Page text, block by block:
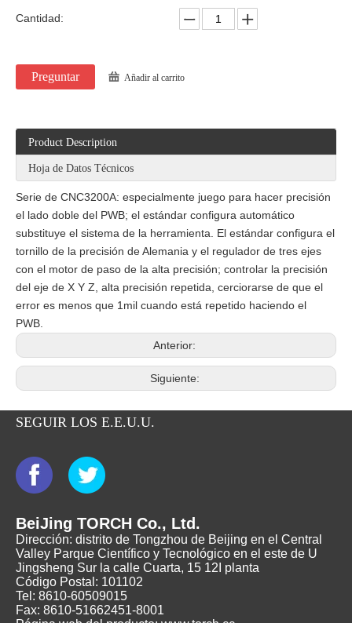
Cantidad:
Preguntar Añadir al carrito
Product Description
Hoja de Datos Técnicos
Serie de CNC3200A: especialmente juego para hacer precisión
el lado doble del PWB; el estándar configura automático
substituye el sistema de la herramienta. El estándar configura el
tornillo de la precisión de Alemania y el regulador de tres ejes
con el motor de paso de la alta precisión; controlar la precisión
del eje de X Y Z, alta precisión repetida, cerciorarse de que el
error es menos que 1mil cuando está repetido haciendo el
PWB.
Anterior:
Siguiente:
SEGUIR LOS E.E.U.U.
BeiJing TORCH Co., Ltd.
Dirección: distrito de Tongzhou de Beijing en el Central
Valley Parque Científico y Tecnológico en el este de U
Jingsheng Sur la calle Cuarta, 15 12I planta
Código Postal: 101102
Tel: 8610-60509015
Fax: 8610-51662451-8001